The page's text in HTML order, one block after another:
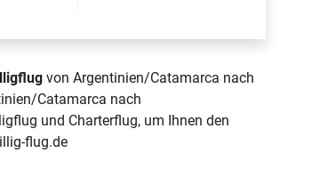
von Argentinien/Catamarca nach
Catamarca nach
und Charterflug, um Ihnen den
flug.de